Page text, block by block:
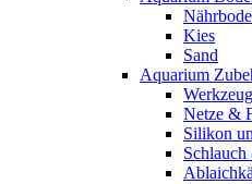
Kies
Sand
Aquarium
Netze &
Silikon